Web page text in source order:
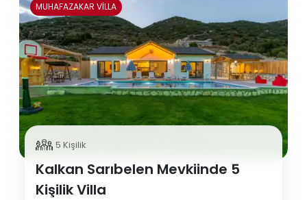
MUHAFAZAKAR VİLLA
5 Kişilik
Kalkan Sarıbelen Mevkiinde 5
Kişilik Villa